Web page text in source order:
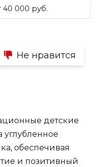
40 000 руб.
Не нравится
детские
обеспечивая
и позитивный